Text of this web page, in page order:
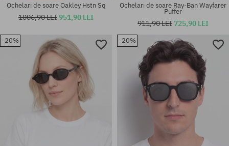
Mărimi existente:
mărime universală
Ochelari de soare Oakley Hstn Sq
1006,90 LEI951,90 LEI
Ochelari de soare Ray-Ban Wayfarer
Puffer
911,90 LEI 725,90 LEI
-20% -20%